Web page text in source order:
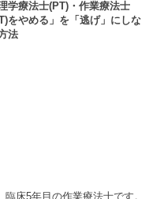
理学療法士(PT)・作業療法士
をやめる」を「逃げ」にしな
法
床5年目の作業療法士です。